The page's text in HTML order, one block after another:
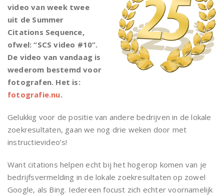
video van week twee
uit de Summer
Citations Sequence,
ofwel: “SCS video #10”.
De video van vandaag is
wederom bestemd voor
fotografen. Het is:
fotografie.nu.
Gelukkig voor de positie van andere bedrijven in de lokale
zoekresultaten, gaan we nog drie weken door met
instructievideo’s!
Want citations helpen echt bij het hogerop komen van je
bedrijfsvermelding in de lokale zoekresultaten op zowel
Google, als Bing. Iedereen focust zich echter voornamelijk